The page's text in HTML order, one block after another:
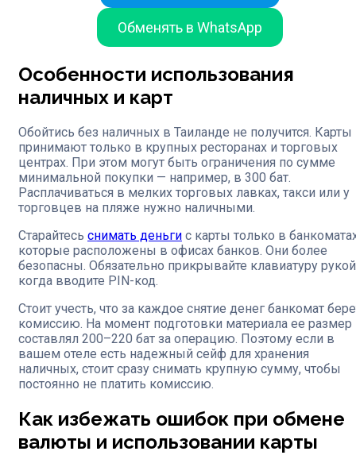
Обменять в WhatsApp
Особенности использования
наличных и карт
Обойтись без наличных в Таиланде не получится. Карты
принимают только в крупных ресторанах и торговых
центрах. При этом могут быть ограничения по сумме
минимальной покупки — например, в 300 бат.
Расплачиваться в мелких торговых лавках, такси или у
торговцев на пляже нужно наличными.
Старайтесь снимать деньги с карты только в
которые расположены в офисах банков. Они более
безопасны. Обязательно прикрывайте клавиатуру
когда вводите PIN-код.
Стоит учесть, что за каждое снятие денег банкомат
комиссию. На момент подготовки материала ее размер
составлял 200–220 бат за операцию. Поэтому если в
вашем отеле есть надежный сейф для хранения
наличных, стоит сразу снимать крупную сумму, чтобы
постоянно не платить комиссию.
Как избежать ошибок при обмене
валюты и использовании карты